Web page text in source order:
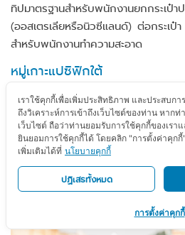
ทิปมาตรฐานสำหรับพนักงานยกกระเป๋
(ออสเตรเลียหรือนิวซีแลนด์) ต่อกระเป๋
สำหรับพนักงานทำความสะอาด
หมู่เกาะแปซิฟิกใต้
ตามวัฒนธรรมไม่จำเป็นต้องให้ แต่ถ้าคุณ
กับพนักงานคนใดคนหนึ่งก็ควรให้ต่อหน้า
โดยเฉพาะอย่างยิ่งกับพนักงานทำความส
(3)การให้ทิปไกด์และค
เราใช้คุกกี้เพื่อเพิ่มประสิทธิภาพ และประสบก
ถึงวิเคราะห์การเข้าถึงเว็บไซต์ของท่าน หาก
เว็บไซต์ ถือว่าท่านยอมรับการใช้คุกกี้ของเร
ยินยอมการใช้คุกกี้ได้ โดยคลิก "การตั้งค่าคุก
เพิ่มเติมได้ที่ นโยบายคุกกี้
ปฏิเสธทั้งหมด
การตั้งค่าคุกกี้